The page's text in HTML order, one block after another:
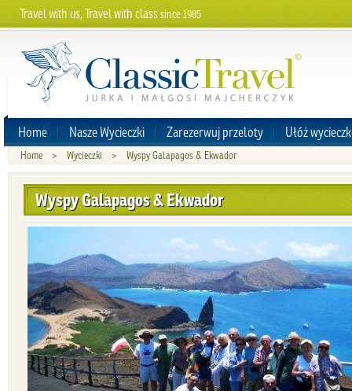
Travel with us, Travel with classsince 1985
Home Nasze Wycieczki Zarezerwuj przeloty Ułóż
Home > Wycieczki > Wyspy Galapagos & Ekwador
Wyspy Galapagos & Ekwador